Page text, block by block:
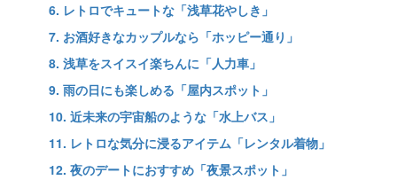
6. レトロでキュートな「浅草花やしき」
7. お酒好きなカップルなら「ホッピー通り」
8. 浅草をスイスイ楽ちんに「人力車」
9. 雨の日にも楽しめる「屋内スポット」
10. 近未来の宇宙船のような「水上バス」
11. レトロな気分に浸るアイテム「レンタル着物」
12. 夜のデートにおすすめ「夜景スポット」